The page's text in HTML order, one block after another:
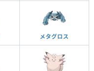
メタグロス